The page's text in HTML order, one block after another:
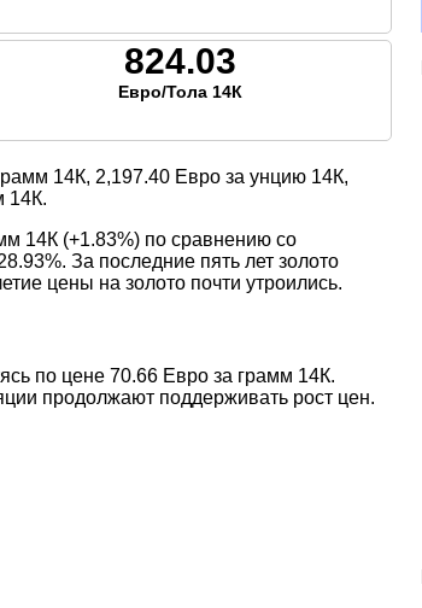
824.03
Евро/Тола 14К
14К, 2,197.40 Евро за унцию 14К,
14К.
14К (+1.83%) по сравнению со
За последние пять лет золото
цены на золото почти утроились.
по цене 70.66 Евро за грамм 14К.
продолжают поддерживать рост цен.